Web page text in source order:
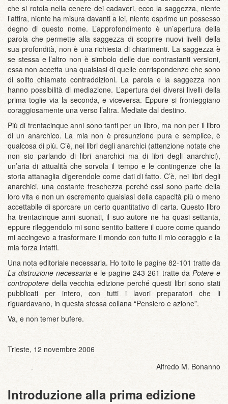
che si rotola nella cenere dei cadaveri, ecco la saggezza, niente
l’attira, niente ha misura davanti a lei, niente esprime un possesso
degno di questo nome. L’approfondimento è un’apertura della
parola che permette alla saggezza di scoprire nuovi livelli della
sua profondità, non è una richiesta di chiarimenti. La saggezza è
se stessa e l’altro non è simbolo delle due contrastanti versioni,
essa non accetta una qualsiasi di quelle corrispondenze che sono
di solito chiamate contraddizioni. La parola e la saggezza non
hanno possibilità di mediazione. L’apertura dei diversi livelli della
prima toglie via la seconda, e viceversa. Eppure si fronteggiano
coraggiosamente una verso l’altra. Mediate dal destino.
Più di trentacinque anni sono tanti per un libro, ma non per il libro
di un anarchico. La mia non è presunzione pura e semplice, è
qualcosa di più. C’è, nei libri degli anarchici (attenzione notate che
non sto parlando di libri anarchici ma di libri degli anarchici),
un’aria di attualità che sorvola il tempo e le contingenze che la
storia attanaglia digerendole come dati di fatto. C’è, nei libri degli
anarchici, una costante freschezza perché essi sono parte della
loro vita e non un escremento qualsiasi della capacità più o meno
accettabile di sporcare un certo quantitativo di carta. Questo libro
ha trentacinque anni suonati, il suo autore ne ha quasi settanta,
eppure rileggendolo mi sono sentito battere il cuore come quando
mi accingevo a trasformare il mondo con tutto il mio coraggio e la
mia forza intatti.
Una nota editoriale necessaria. Ho tolto le pagine 82-101 tratte da
La distruzione necessaria e le pagine 243-261 tratte da Potere e
contropotere della vecchia edizione perché questi libri sono stati
pubblicati per intero, con tutti i lavori preparatori che li
riguardavano, in questa stessa collana “Pensiero e azione”.
Va, e non temer bufere.
Trieste, 12 novembre 2006
Alfredo M. Bonanno
Introduzione alla prima edizione